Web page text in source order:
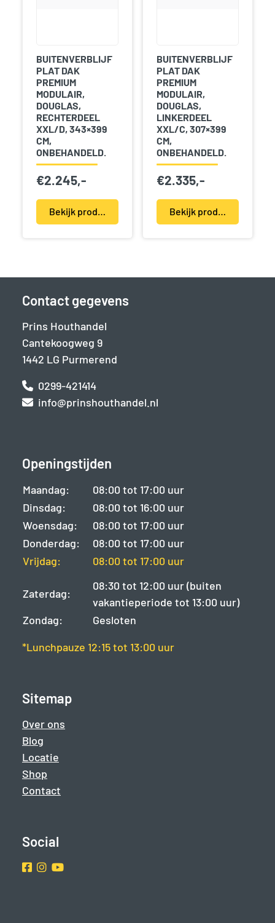
BUITENVERBLIJF
PLAT DAK
PREMIUM
MODULAIR,
DOUGLAS,
RECHTERDEEL
XXL/D, 343×399
CM,
ONBEHANDELD.
€2.245,-
Bekijk product(en)
BUITENVERBLIJF
PLAT DAK
PREMIUM
MODULAIR,
DOUGLAS,
LINKERDEEL
XXL/C, 307×399
CM,
ONBEHANDELD.
€2.335,-
Bekijk product(en)
Contact gegevens
Prins Houthandel
Cantekoogweg 9
1442 LG Purmerend
0299-421414
info@prinshouthandel.nl
Openingstijden
Maandag:
08:00 tot 17:00 uur
Dinsdag:
08:00 tot 16:00 uur
Woensdag:
08:00 tot 17:00 uur
Donderdag:
08:00 tot 17:00 uur
Vrijdag:
08:00 tot 17:00 uur
Zaterdag:
08:30 tot 12:00 uur (buiten
vakantieperiode tot 13:00 uur)
Zondag:
Gesloten
*Lunchpauze 12:15 tot 13:00 uur
Sitemap
Over ons
Blog
Locatie
Shop
Contact
Social
Facebook
Instragram
Youtube